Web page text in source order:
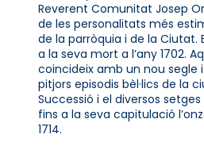
Reverent Comunitat Josep
de les personalitats més
de la parròquia i de la Ciutat.
a la seva mort a l’any 1702.
coincideix amb un nou segle i
pitjors episodis bèl·lics de la
Successió i el diversos
fins a la seva capitulació
1714.